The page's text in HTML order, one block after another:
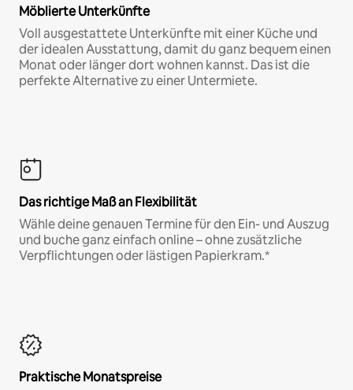
Möblierte Unterkünfte
Voll ausgestattete Unterkünfte mit einer Küche und
der idealen Ausstattung, damit du ganz bequem einen
Monat oder länger dort wohnen kannst. Das ist die
perfekte Alternative zu einer Untermiete.
Das richtige Maß an Flexibilität
Wähle deine genauen Termine für den Ein- und Auszug
und buche ganz einfach online – ohne zusätzliche
Verpflichtungen oder lästigen Papierkram.*
Praktische Monatspreise